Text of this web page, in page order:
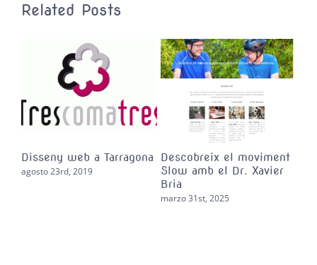
Related Posts
Disseny web a Tarragona
agosto 23rd, 2019
Descobreix el moviment
Slow amb el Dr. Xavier
Bria
marzo 31st, 2025